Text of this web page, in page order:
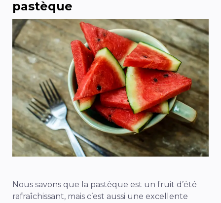
pastèque
Nous savons que la pastèque est un fruit d’été
rafraîchissant, mais c’est aussi une excellente